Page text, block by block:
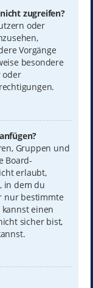
zugreifen?
oder
Vorgänge
besondere
oder
Gruppen und
Board-
erlaubt,
in dem du
nur bestimmte
einen
sicher bist,